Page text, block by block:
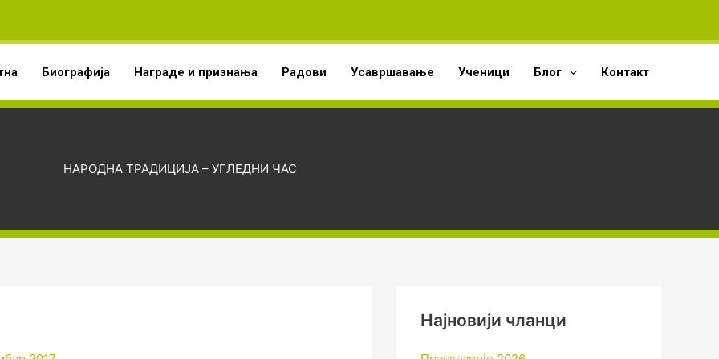
Биографија Награде и признања Радови Усавршавање Ученици Блог Контакт
НАРОДНА ТРАДИЦИЈА – УГЛЕДНИ ЧАС
Најновији чланци
в